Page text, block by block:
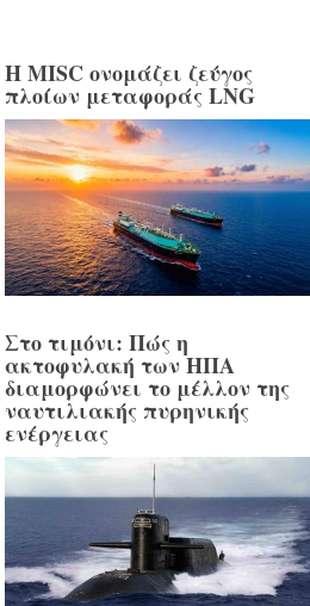
Η MISC ονομάζει ζεύγος
πλοίων μεταφοράς LNG
Στο τιμόνι: Πώς η
ακτοφυλακή των ΗΠΑ
διαμορφώνει το μέλλον της
ναυτιλιακής πυρηνικής
ενέργειας